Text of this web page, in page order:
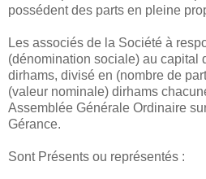
possédent des parts en pleine
Les associés de la Société à
(dénomination sociale) au capital
dirhams, divisé en (nombre de
(valeur nominale) dirhams
Assemblée Générale Ordinaire
Gérance.
Sont Présents ou représentés :